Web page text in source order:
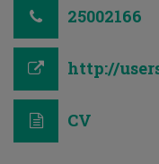
25002166
http://
CV